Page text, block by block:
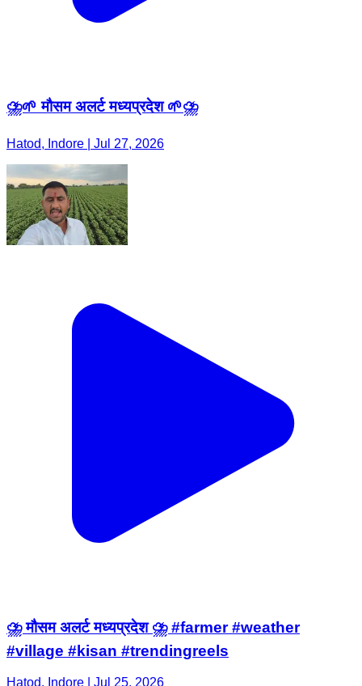
⛈️🌱 मौसम अलर्ट मध्यप्रदेश 🌱⛈️
Hatod, Indore | Jul 27, 2026
⛈️ मौसम अलर्ट मध्यप्रदेश ⛈️ #farmer #weather
#village #kisan #trendingreels
Hatod, Indore | Jul 25, 2026